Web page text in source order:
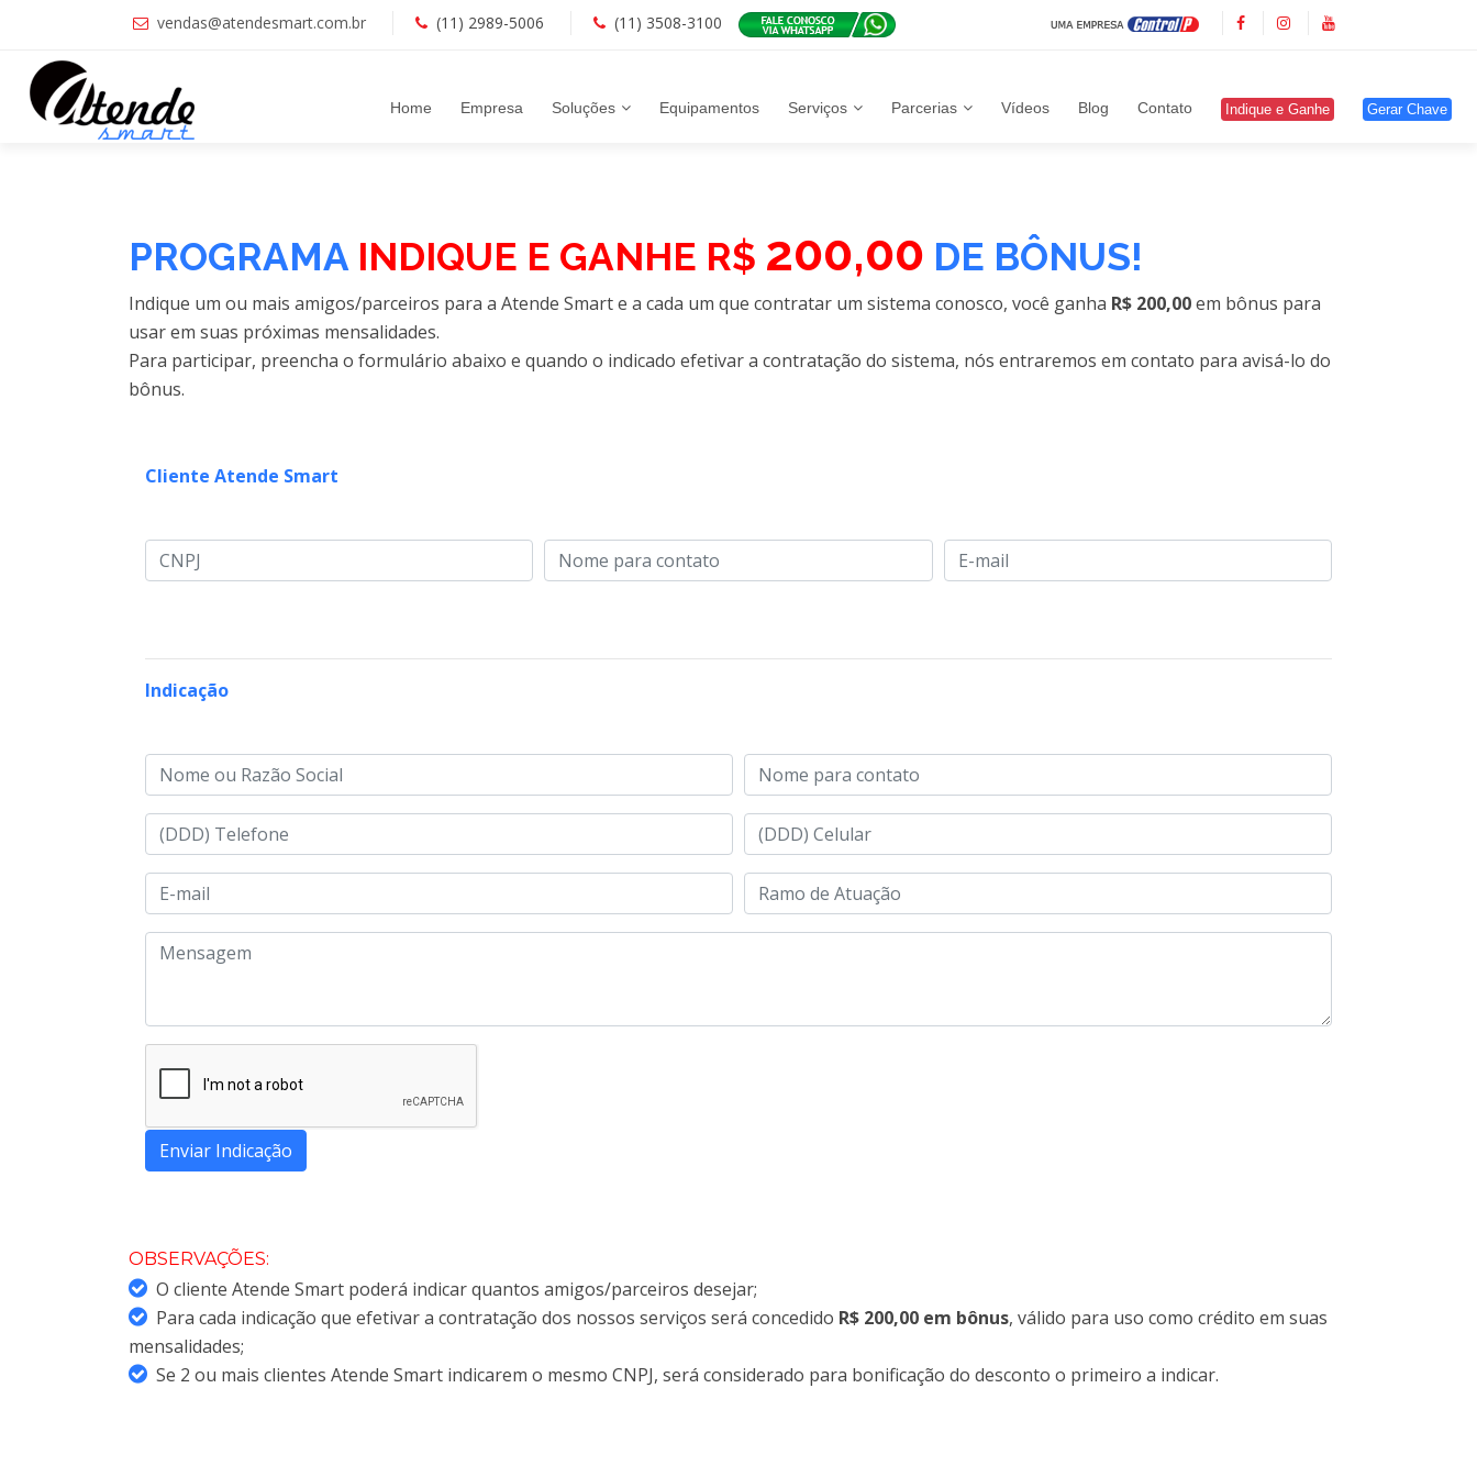
vendas@atendesmart.com.br (11) 2989-5006 (11) 3508-3100
Home Empresa Soluções Equipamentos Serviços Parcerias Vídeos Blog Contato Indique e Ganhe Gerar Chave
PROGRAMA INDIQUE E GANHE R$ 200,00 DE BÔNUS!
Indique um ou mais amigos/parceiros para a Atende Smart e a cada um que contratar um sistema conosco, você ganha R$ 200,00em bônus para
usar em suas próximas mensalidades.
Para participar, preencha o formulário abaixo e quando o indicado efetivar a contratação do sistema, nós entraremos em contato para avisá-lo do
bônus.
Cliente Atende Smart
Indicação
Enviar Indicação
OBSERVAÇÕES:
O cliente Atende Smart poderá indicar quantos amigos/parceiros desejar;
Para cada indicação que efetivar a contratação dos nossos serviços será concedido R$ 200,00 em bônus, válido para uso como crédito em suas
mensalidades;
Se 2 ou mais clientes Atende Smart indicarem o mesmo CNPJ, será considerado para bonificação do desconto o primeiro a indicar.